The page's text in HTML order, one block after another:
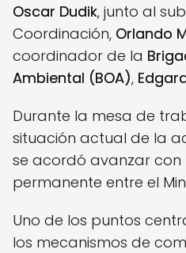
Oscar Dudik, junto al
Coordinación, Orlando
coordinador de la
Ambiental (BOA),
Durante la mesa de
situación actual de la
se acordó avanzar
permanente entre el
Uno de los puntos
los mecanismos de